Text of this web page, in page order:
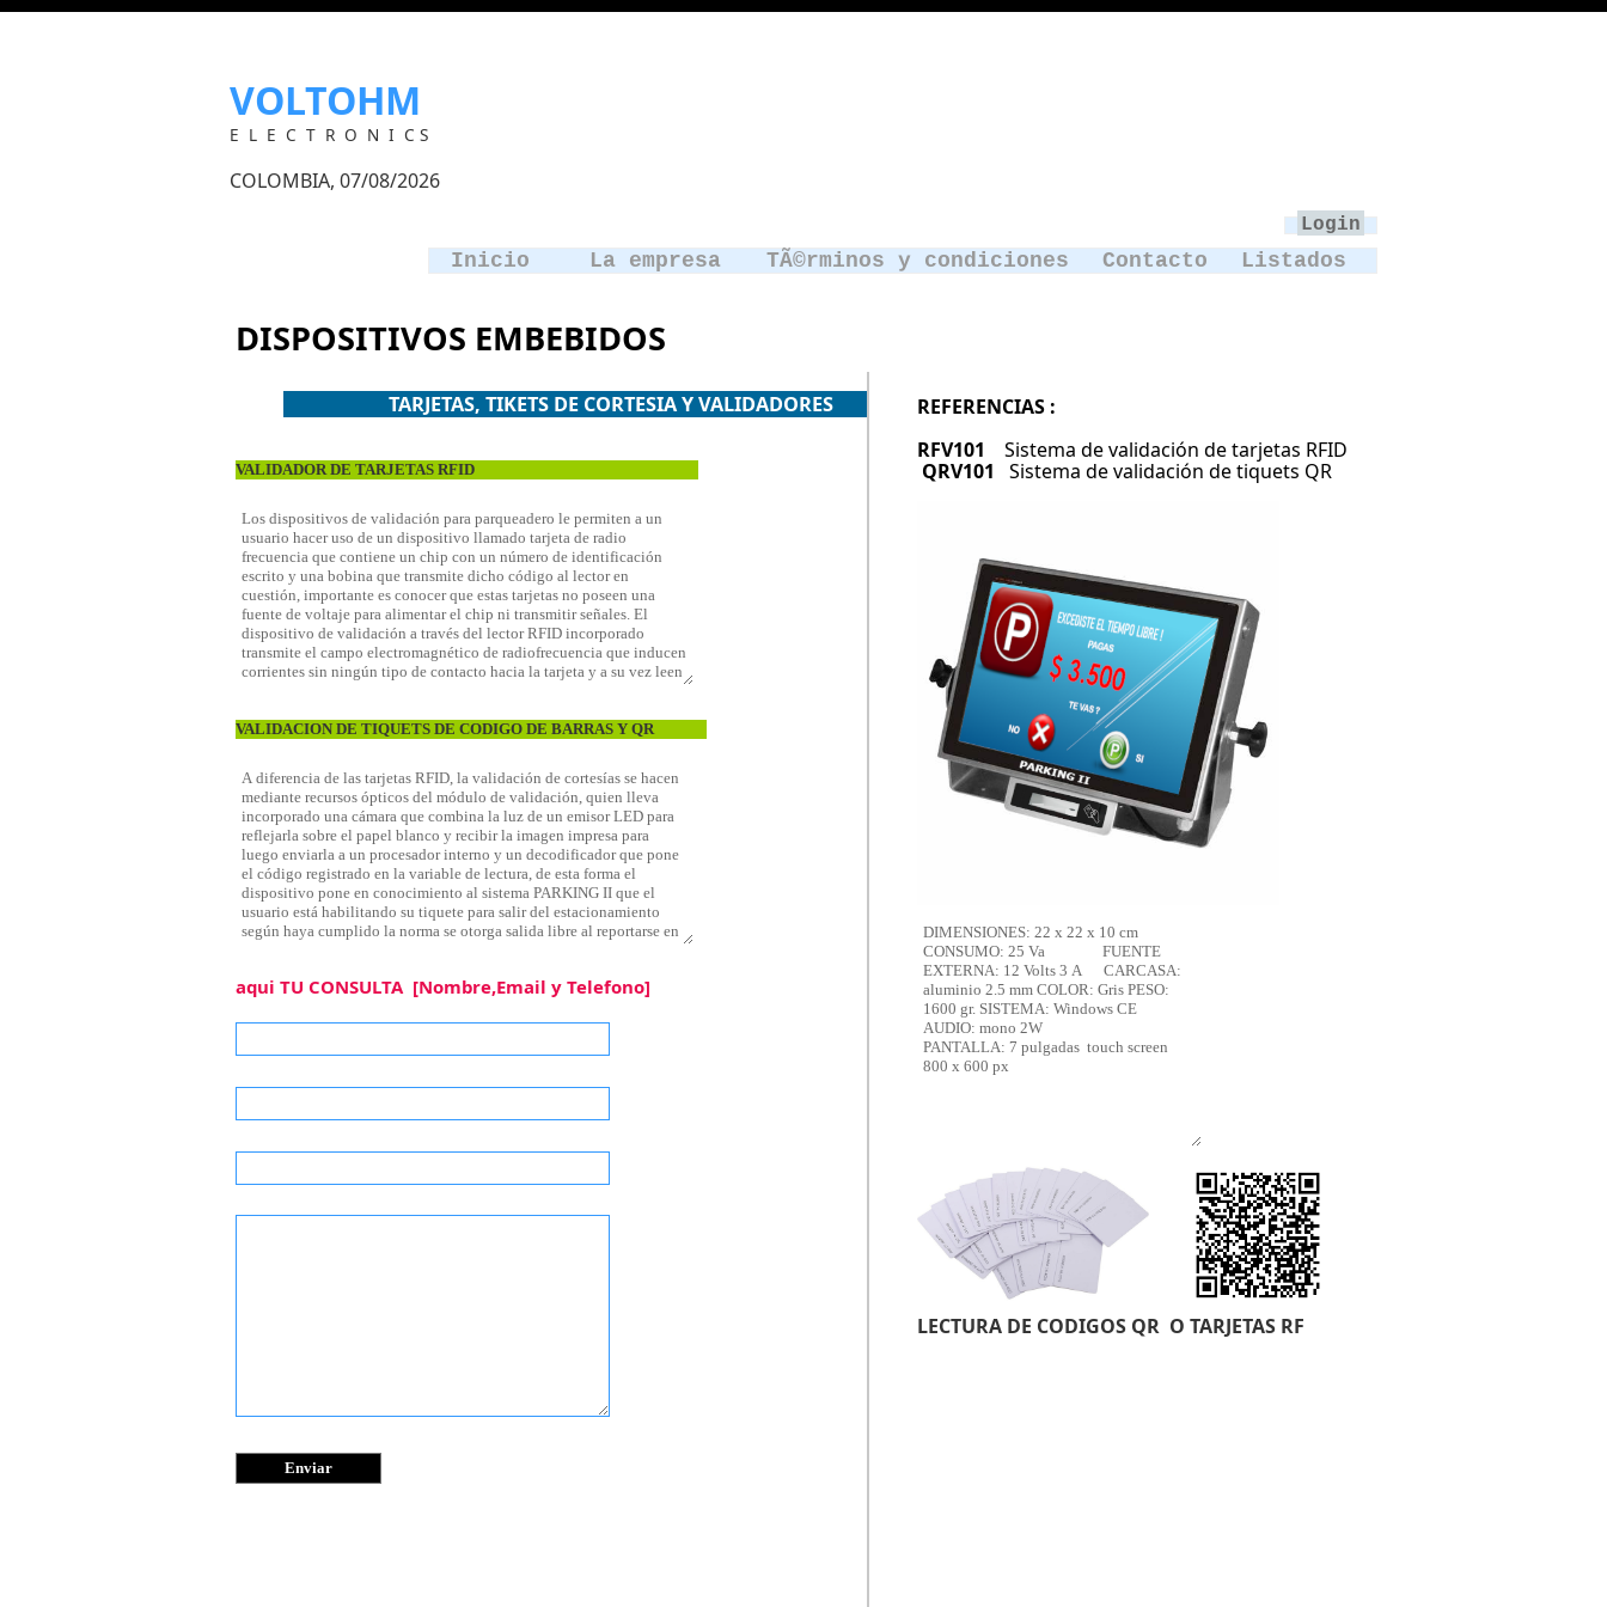
VOLTOHM
E L E C T R O N I C S
COLOMBIA, 07/08/2026
Login
Inicio La empresa TÃ©rminos y condiciones Contacto Listados
DISPOSITIVOS EMBEBIDOS
TARJETAS, TIKETS DE CORTESIA Y VALIDADORES
VALIDADOR DE TARJETAS RFID
VALIDACION DE TIQUETS DE CODIGO DE BARRAS Y QR
aqui TU CONSULTA [Nombre,Email y Telefono]
REFERENCIAS :
RFV101 Sistema de validación de tarjetas RFID
QRV101 Sistema de validación de tiquets QR
LECTURA DE CODIGOS QR O TARJETAS RF